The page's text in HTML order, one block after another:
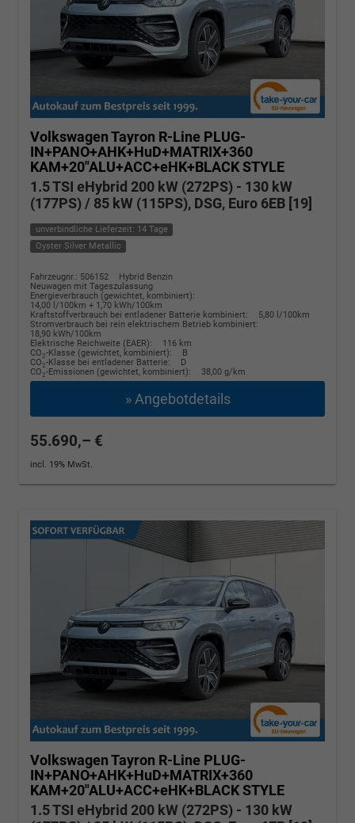
Volkswagen Tayron R-Line PLUG-
IN+PANO+AHK+HuD+MATRIX+360
KAM+20"ALU+ACC+eHK+BLACK STYLE
1.5 TSI eHybrid 200 kW (272PS) - 130 kW
(177PS) / 85 kW (115PS), DSG, Euro 6EB [19]
unverbindliche Lieferzeit: 14 Tage
Oyster Silver Metallic
Fahrzeugnr.: 506152
Hybrid Benzin
Neuwagen mit Tageszulassung
Energieverbrauch (gewichtet, kombiniert):
14,00 l/100km + 1,70 kWh/100km
Kraftstoffverbrauch bei entladener Batterie kombiniert:
5,80 l/100km
Stromverbrauch bei rein elektrischem Betrieb kombiniert:
18,90 kWh/100km
Elektrische Reichweite (EAER):
116 km
CO2-Klasse (gewichtet, kombiniert):
B
CO2-Klasse bei entladener Batterie:
D
CO2-Emissionen (gewichtet, kombiniert): 38,00 g/km
» Angebotdetails
55.690,– €
incl. 19% MwSt.
Volkswagen Tayron R-Line PLUG-
IN+PANO+AHK+HuD+MATRIX+360
KAM+20"ALU+ACC+eHK+BLACK STYLE
1.5 TSI eHybrid 200 kW (272PS) - 130 kW